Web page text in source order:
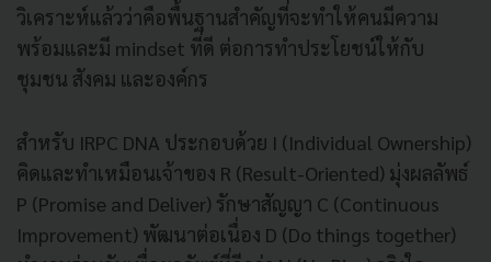
วิเคราะห์แล้วว่าคือพื้นฐานสำคัญที่จะทำให้คนมีความ
พร้อมและมี mindset ที่ดี ต่อการทำประโยชน์ให้กับ
ชุมชน สังคม และองค์กร
สำหรับ IRPC DNA ประกอบด้วย I (Individual Ownership)
คิดและทำเหมือนเจ้าของ R (Result-Oriented) มุ่งผลลัพธ์
P (Promise and Deliver) รักษาสัญญา C (Continuous
Improvement) พัฒนาต่อเนื่อง D (Do things together)